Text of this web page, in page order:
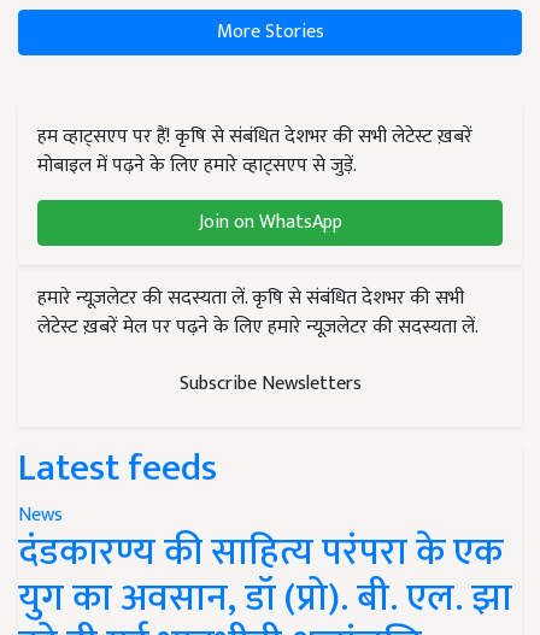
More Stories
हम व्हाट्सएप पर हैं! कृषि से संबंधित देशभर की सभी लेटेस्ट ख़बरें
मोबाइल में पढ़ने के लिए हमारे व्हाट्सएप से जुड़ें.
Join on WhatsApp
हमारे न्यूज़लेटर की सदस्यता लें. कृषि से संबंधित देशभर की सभी
लेटेस्ट ख़बरें मेल पर पढ़ने के लिए हमारे न्यूज़लेटर की सदस्यता लें.
Subscribe Newsletters
Latest feeds
News
दंडकारण्य की साहित्य परंपरा के एक
युग का अवसान, डॉ (प्रो). बी. एल. झा